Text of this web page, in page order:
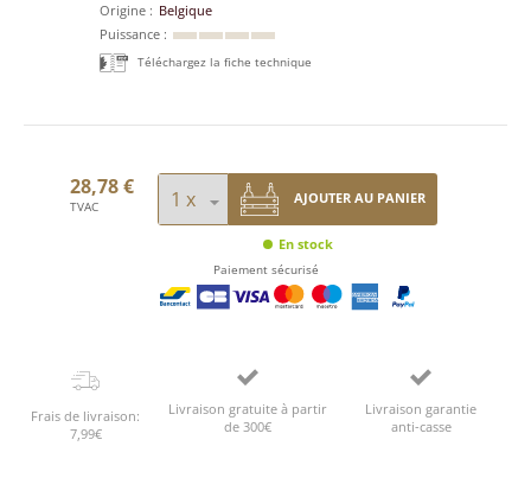
Origine
Belgique
Puissance
Téléchargez la fiche technique
28,78 €
TVAC
AJOUTER AU PANIER
En stock
Paiement sécurisé
Frais de livraison:
7,99€
Livraison gratuite à partir
de 300€
Livraison garantie
anti-casse